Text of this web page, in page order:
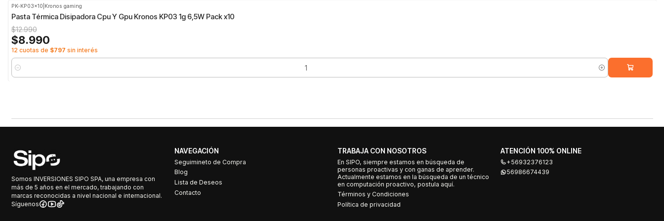
PK-KP03x10 Kronos gaming
Pasta Térmica Disipadora Cpu Y Gpu Kronos KP03 1g 6,5W Pack x10
$12.990
$8.990
12 cuotas de $797 sin interés
Cantidad
Somos INVERSIONES SIPO SPA, una empresa con
más de 5 años en el mercado, trabajando con
marcas reconocidas a nivel nacional e internacional.
Síguenos
NAVEGACIÓN
Seguimineto de Compra
Blog
Lista de Deseos
Contacto
TRABAJA CON NOSOTROS
En SIPO, siempre estamos en búsqueda de
personas proactivas y con ganas de aprender.
Actualmente estamos en la búsqueda de un técnico
en computación proactivo, postula aquí.
Términos y Condiciones
Política de privacidad
ATENCIÓN 100% ONLINE
+56932376123
56986674439